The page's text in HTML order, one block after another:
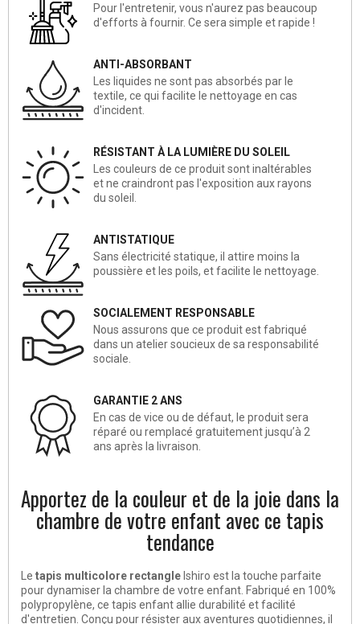
Pour l'entretenir, vous n'aurez pas beaucoup
d'efforts à fournir. Ce sera simple et rapide !
ANTI-ABSORBANT
Les liquides ne sont pas absorbés par le
textile, ce qui facilite le nettoyage en cas
d'incident.
RÉSISTANT À LA LUMIÈRE DU SOLEIL
Les couleurs de ce produit sont inaltérables
et ne craindront pas l'exposition aux rayons
du soleil.
ANTISTATIQUE
Sans électricité statique, il attire moins la
poussière et les poils, et facilite le nettoyage.
SOCIALEMENT RESPONSABLE
Nous assurons que ce produit est fabriqué
dans un atelier soucieux de sa responsabilité
sociale.
GARANTIE 2 ANS
En cas de vice ou de défaut, le produit sera
réparé ou remplacé gratuitement jusqu’à 2
ans après la livraison.
Apportez de la couleur et de la joie dans la
chambre de votre enfant avec ce tapis
tendance
Le tapis multicolore rectangle Ishiro est la touche parfaite
pour dynamiser la chambre de votre enfant. Fabriqué en 100%
polypropylène, ce tapis enfant allie durabilité et facilité
d'entretien. Conçu pour résister aux aventures quotidiennes, il